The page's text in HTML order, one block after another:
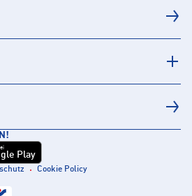
Play
Cookie Policy